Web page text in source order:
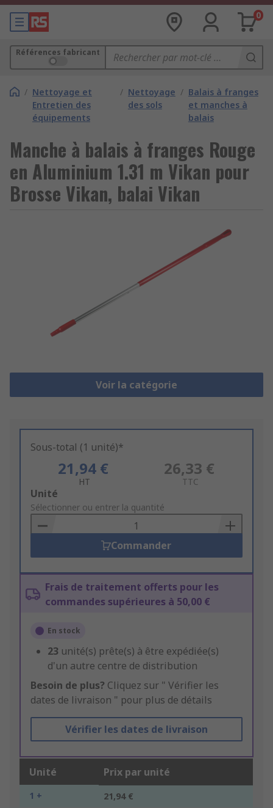
0
Références fabricant
/ Nettoyage et
Entretien des
équipements
/ Nettoyage
des sols
/ Balais à franges
et manches à
balais
Manche à balais à franges Rouge
en Aluminium 1.31 m Vikan pour
Brosse Vikan, balai Vikan
Voir la catégorie
Sous-total (1 unité)*
21,94 €
HT
26,33 €
TTC
Add
to
Basket
Unité
Sélectionner ou entrer la quantité
Commander
Frais de traitement offerts pour les
commandes supérieures à 50,00 €
En stock
23 unité(s) prête(s) à être expédiée(s)
d'un autre centre de distribution
Besoin de plus? Cliquez sur " Vérifier les
dates de livraison " pour plus de détails
Vérifier les dates de livraison
Unité Prix par unité
1 + 21,94 €